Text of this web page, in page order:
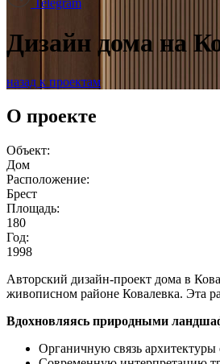
Telegram
Дизайн дома на
назад к проектам
О проекте
Объект:
Дом
Расположение:
Брест
Площадь:
180
Год:
1998
Авторский дизайн-проект дома в
живописном районе Ковалевка. Эта
Вдохновляясь природными
Органичную связь